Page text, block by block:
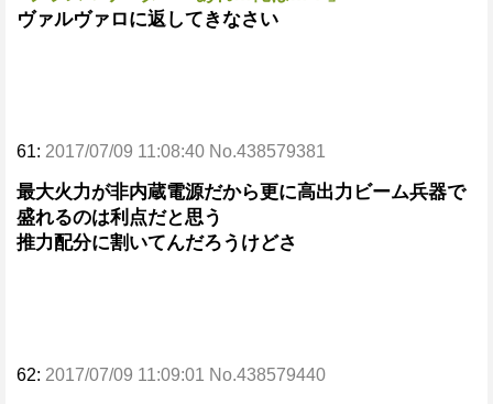
ヴァルヴァロに返してきなさい
61: 2017/07/09 11:08:40 No.438579381
最大火力が非内蔵電源だから更に高出力ビーム兵器で
盛れるのは利点だと思う
推力配分に割いてんだろうけどさ
62: 2017/07/09 11:09:01 No.438579440